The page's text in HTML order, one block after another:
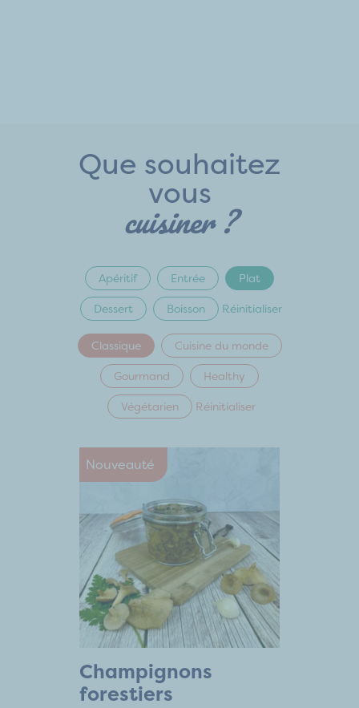
Que souhaitez
vous
cuisiner ?
Apéritif Entrée Plat
Dessert Boisson Réinitialiser
Classique Cuisine du monde
Gourmand Healthy
Végétarien Réinitialiser
Nouveauté
Champignons
forestiers